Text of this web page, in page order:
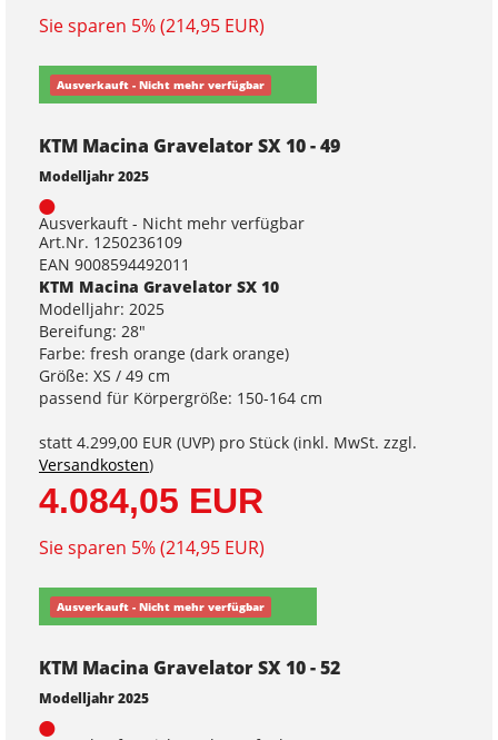
Sie sparen 5% (214,95 EUR)
Ausverkauft - Nicht mehr verfügbar
KTM Macina Gravelator SX 10 - 49
Modelljahr 2025
Ausverkauft - Nicht mehr verfügbar
Art.Nr. 1250236109
EAN 9008594492011
KTM Macina Gravelator SX 10
Modelljahr: 2025
Bereifung: 28"
Farbe: fresh orange (dark orange)
Größe: XS / 49 cm
passend für Körpergröße: 150-164 cm
statt 4.299,00 EUR (UVP) pro Stück (inkl. MwSt. zzgl.
Versandkosten)
4.084,05 EUR
Sie sparen 5% (214,95 EUR)
Ausverkauft - Nicht mehr verfügbar
KTM Macina Gravelator SX 10 - 52
Modelljahr 2025